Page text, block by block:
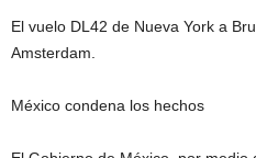
El vuelo DL42 de Nueva York a
Amsterdam.
México condena los hechos